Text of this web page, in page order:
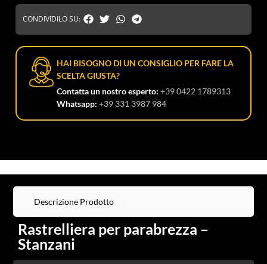
CONDIVIDILO SU:
HAI BISOGNO DI UN CONSIGLIO PER FARE LA
SCELTA GIUSTA?
Contatta un nostro esperto: +39 0422 1789313
Whatsapp: +39 331 3987 984
Descrizione Prodotto
Rastrelliera per parabrezza –
Stanzani